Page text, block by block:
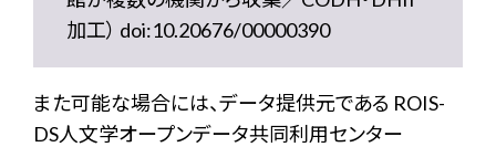
加工） doi:10.20676/00000390
また可能な場合には、データ提供元である ROIS-
DS人文学オープンデータ共同利用センター